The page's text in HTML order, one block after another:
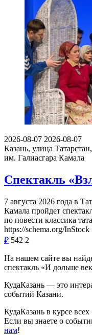
2026-08-07 2026-08-07
Казань, улица
им. Галиасгара Камала
Спектакль
7 августа 2026 года в
Камала пройдет
по повести классика
https://schema.org/InStock
₽ 542 2
На нашем сайте вы
спектакль «И дольше
КудаКазань — это
событий Казани.
КудаКазань в курсе
Если вы знаете о
нам!